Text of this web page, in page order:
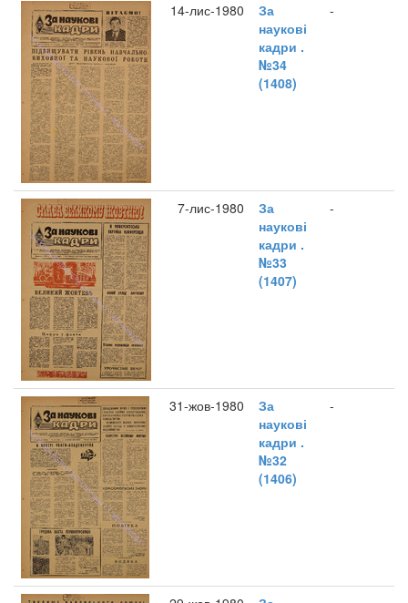
14-лис-1980
За
наукові
кадри .
№34
(1408)
-
7-лис-1980
За
наукові
кадри .
№33
(1407)
-
31-жов-1980
За
наукові
кадри .
№32
(1406)
-